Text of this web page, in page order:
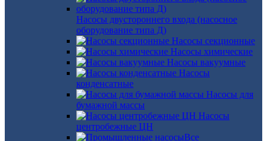
Насосы двустороннего входа (насосное
оборудование типа Д)
Насосы секционные
Насосы химические
Насосы вакуумные
Насосы
конденсатные
Насосы для
бумажной массы
Насосы
центробежные ЦН
Все